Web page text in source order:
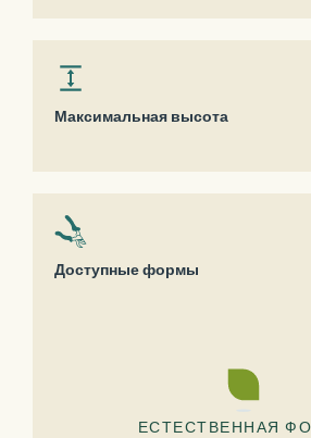
Максимальная высота
Доступные формы
ЕСТЕСТВЕННАЯ